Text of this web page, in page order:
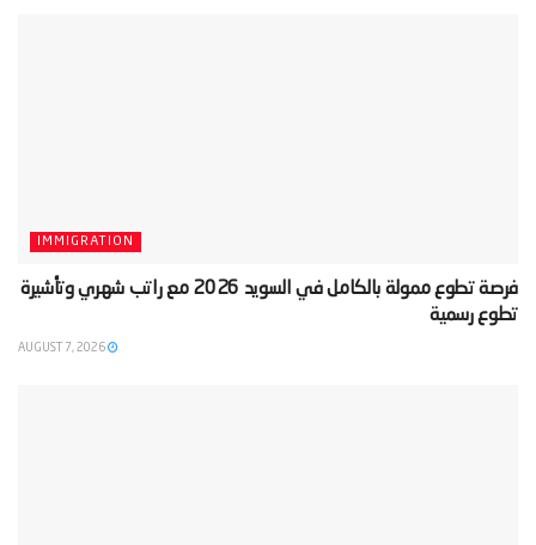
IMMIGRATION
‫فرصة تطوع ممولة بالكامل في السويد 2026 مع راتب شهري وتأشيرة
تطوع رسمية‬